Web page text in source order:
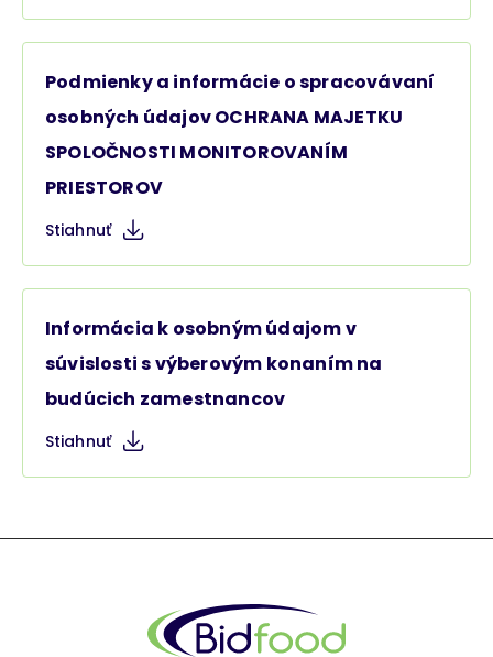
Podmienky a informácie o spracovávaní
osobných údajov OCHRANA MAJETKU
SPOLOČNOSTI MONITOROVANÍM
PRIESTOROV
Stiahnuť
Informácia k osobným údajom v
súvislosti s výberovým konaním na
budúcich zamestnancov
Stiahnuť